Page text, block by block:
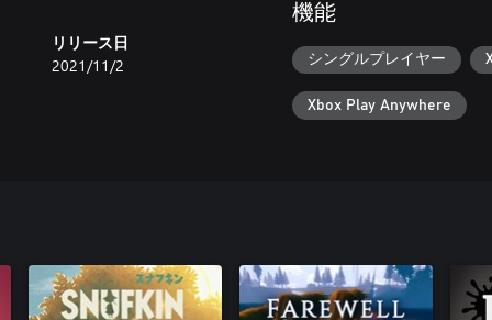
リリース日
2021/11/2
機能
シングルプレイヤー
Xbox Play Anywhere